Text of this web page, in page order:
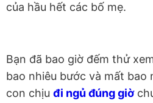
của hầu hết các bố mẹ.
Bạn đã bao giờ đếm thử
bao nhiêu bước và mất bao
con chịu đi ngủ đúng giờ